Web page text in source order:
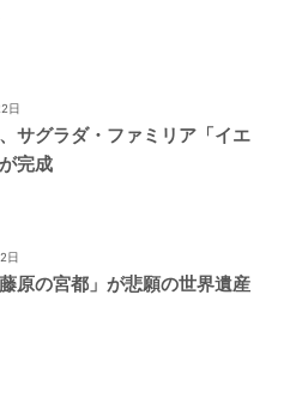
日
サグラダ・ファミリア「イエ
完成
日
藤原の宮都」が悲願の世界遺産